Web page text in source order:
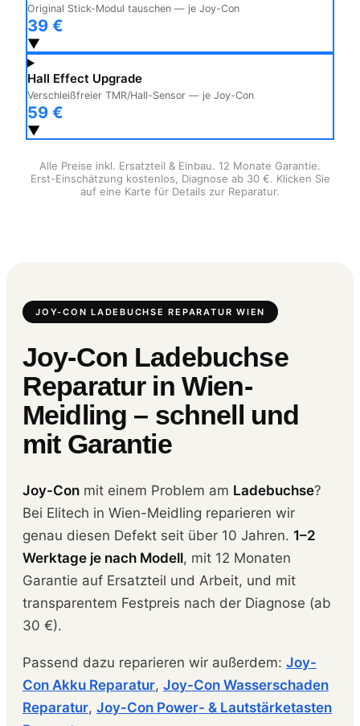
Original Stick-Modul tauschen — je Joy-Con
39 €
▼
Hall Effect Upgrade
Verschleißfreier TMR/Hall-Sensor — je Joy-Con
59 €
▼
Alle Preise inkl. Ersatzteil & Einbau. 12 Monate Garantie.
Erst-Einschätzung kostenlos, Diagnose ab 30 €. Klicken Sie
auf eine Karte für Details zur Reparatur.
JOY-CON LADEBUCHSE REPARATUR WIEN
Joy-Con Ladebuchse
Reparatur in Wien-
Meidling – schnell und
mit Garantie
Joy-Con mit einem Problem am Ladebuchse?
Bei Elitech in Wien-Meidling reparieren wir
genau diesen Defekt seit über 10 Jahren. 1–2
Werktage je nach Modell, mit 12 Monaten
Garantie auf Ersatzteil und Arbeit, und mit
transparentem Festpreis nach der Diagnose (ab
30 €).
Passend dazu reparieren wir außerdem: Joy-
Con Akku Reparatur, Joy-Con Wasserschaden
Reparatur, Joy-Con Power- & Lautstärketasten